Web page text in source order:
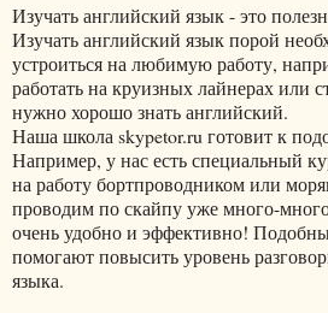
Изучать английский язык - это
Изучать английский язык порой
устроиться на любимую работу,
работать на круизных лайнерах или
нужно хорошо знать английский.
Наша школа skypetor.ru готовит к
Например, у нас есть специальный
на работу бортпроводником или
проводим по скайпу уже много-
очень удобно и эффективно!
помогают повысить уровень
языка.